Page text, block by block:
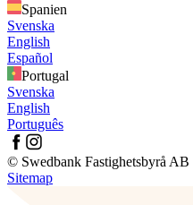
Spanien
Svenska
English
Español
Portugal
Svenska
English
Português
© Swedbank Fastighetsbyrå AB
Sitemap